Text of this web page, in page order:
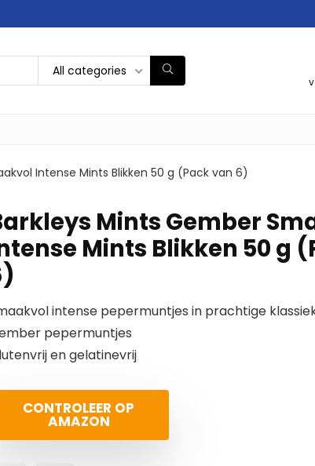
All categories
Intense Mints Blikken 50 g (Pack van 6)
Mints Gember
Mints Blikken 50 g
intense pepermuntjes in prachtige
pepermuntjes
en gelatinevrij
CONTROLEER OP
AMAZON